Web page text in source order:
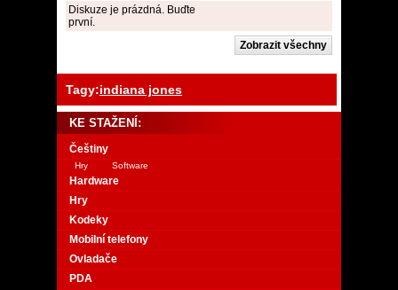
Diskuze je prázdná. Buďte
první.
Tagy:indiana jones
KE STAŽENÍ:
Češtiny
Hry Software
Hardware
Hry
Kodeky
Mobilní telefony
Ovladače
PDA